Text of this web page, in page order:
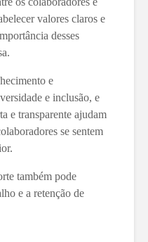
valores claros e
desses
e
e inclusão, e
e transparente ajudam
se sentem
também pode
e a retenção de